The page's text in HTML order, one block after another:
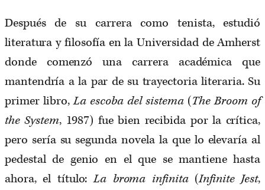
Después de su carrera como tenista, estudió
literatura y filosofía en la Universidad de Amherst
donde comenzó una carrera académica que
mantendría a la par de su trayectoria literaria. Su
primer libro,La escoba del sistema(The Broom of
the System, 1987) fue bien recibida por la crítica,
pero sería su segunda novela la que lo elevaría al
pedestal de genio en el que se mantiene hasta
ahora, el título:La broma infinita(Infinite Jest,